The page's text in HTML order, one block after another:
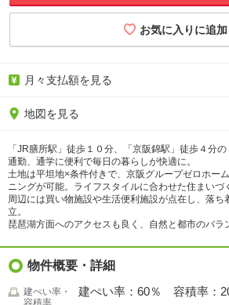
月々支払額を見る
地図を見る
「JR膳所駅」徒歩１０分、「京阪錦駅」徒歩４分の
通勤、通学に便利で毎日の暮らしが快適に。
土地は平坦地×条件付きで、京阪グループゼロホー
ニングが可能。ライフスタイルに合わせた住まいづ
周辺には買い物施設や生活便利施設が点在し、落ち
立。
琵琶湖方面へのアクセスも良く、自然と都市のバラ
物件概要・詳細
建ぺい率・
容積率
建ぺい率：60％ 容積率：